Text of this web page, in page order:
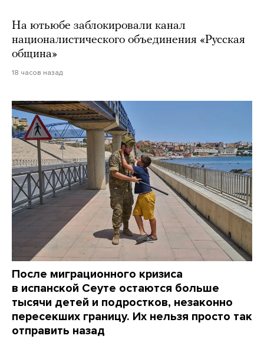
На ютьюбе заблокировали канал
националистического объединения «Русская
община»
18 часов назад
После миграционного кризиса
в испанской Сеуте остаются больше
тысячи детей и подростков, незаконно
пересекших границу. Их нельзя просто так
отправить назад